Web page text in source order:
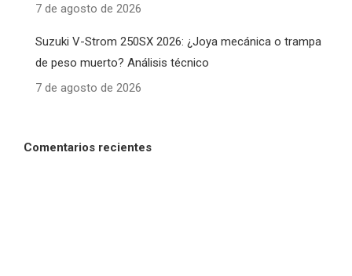
7 de agosto de 2026
Suzuki V-Strom 250SX 2026: ¿Joya mecánica o trampa
de peso muerto? Análisis técnico
7 de agosto de 2026
Comentarios recientes